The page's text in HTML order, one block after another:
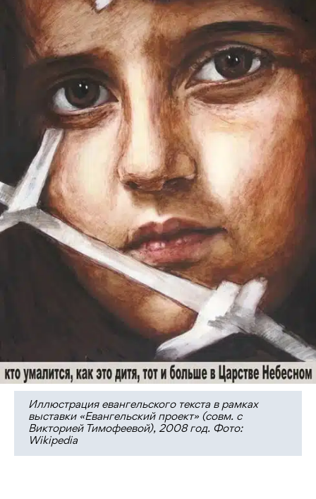
Иллюстрация евангельского текста в рамках
выставки «Евангельский проект» (совм. с
Викторией Тимофеевой), 2008 год. Фото:
Wikipedia